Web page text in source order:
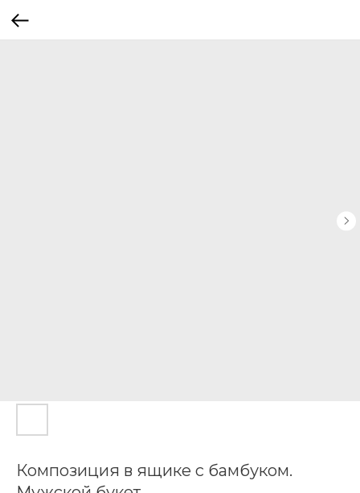
Композиция в ящике с бамбуком.